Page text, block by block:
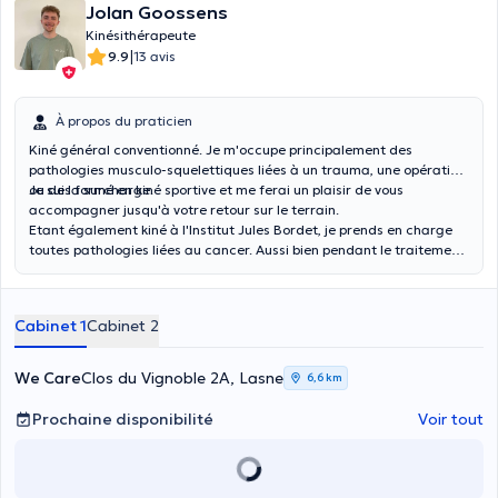
Jolan Goossens
Kinésithérapeute
9.9|13 avis
À propos du praticien
Kiné général conventionné. Je m'occupe principalement des
pathologies musculo-squelettiques liées à un trauma, une opération
ou de la surcharge.
Je suis formé en kiné sportive et me ferai un plaisir de vous
accompagner jusqu'à votre retour sur le terrain.
Etant également kiné à l'Institut Jules Bordet, je prends en charge
toutes pathologies liées au cancer. Aussi bien pendant le traitement
Cabinet 1Cabinet 2
We CareClos du Vignoble 2A, Lasne 6,6 km
Prochaine disponibilité Voir tout